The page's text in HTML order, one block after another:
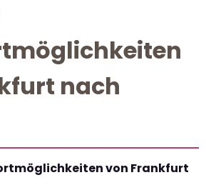
nach
von Frankfurt